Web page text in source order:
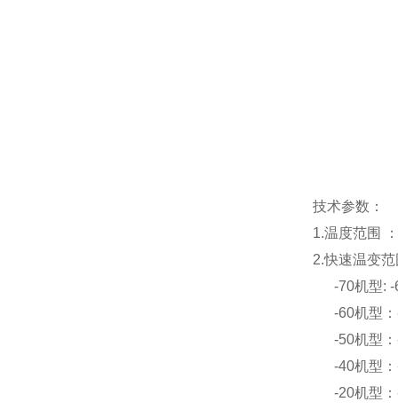
技术参数：
1.温度范围
2.快速温变
-70机型: -
-60机型：
-50机型：
-40机型：
-20机型：